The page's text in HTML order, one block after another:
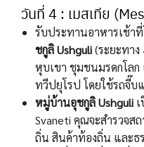
วันที่ 4 : เมสเทีย
รับประทานอาหารเช้า
ชกูลิUshguli(ระยะทาง
หุบเขา ชุมชนมรดกโล
ทวีปยุโรป โดยใช้รถจี๊บ
หมู่บ้านอุชกูลิUshguli
Svaneti คุณจะสำรวจส
ถิ่น สินค้าท้องถิ่น และธ